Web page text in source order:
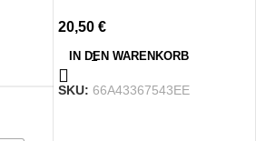
20,50 €
IN DEN WARENKORB
SKU: 66A43367543EE